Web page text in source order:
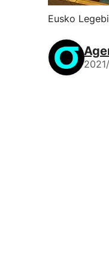
Eusko